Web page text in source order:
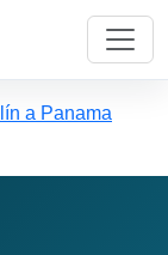
a Panama